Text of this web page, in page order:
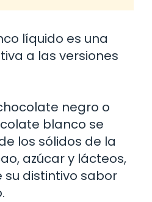
líquido es una
a las versiones
negro o
blanco se
los sólidos de la
azúcar y lácteos,
su distintivo sabor